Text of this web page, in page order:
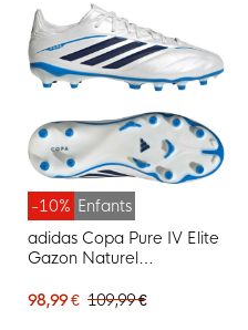
-10% Enfants
adidas Copa Pure IV Elite
Gazon Naturel
Enfants Blanc Bleu Bleu
98,99 € 109,99 €